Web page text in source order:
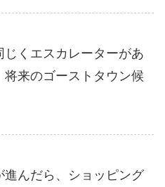
くエスカレーターがあ
来のゴーストタウン候
んだら、ショッピング